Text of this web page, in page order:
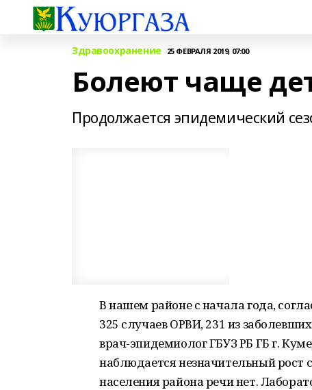
Здравоохранение 25 ФЕВРАЛЯ 2019, 07:00
Болеют чаще
Продолжается эпидемический
В нашем районе с начала года,
325 случаев ОРВИ, 231 из
врач-эпидемиолог ГБУЗ РБ ГБ г.
наблюдается незначительный рост
населения района речи нет.